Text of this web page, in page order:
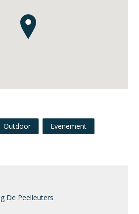
Outdoor Evenement
De Peelleuters